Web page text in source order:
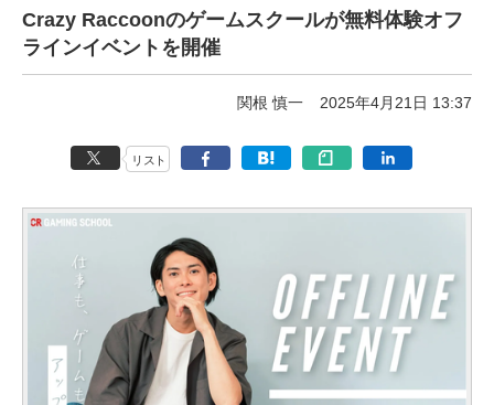
Crazy Raccoonのゲームスクールが無料体験オフ
ラインイベントを開催
関根 慎一 2025年4月21日 13:37
リスト